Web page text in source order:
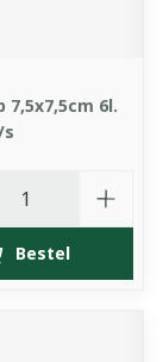
7,5x7,5cm 6l.
s
Bestel